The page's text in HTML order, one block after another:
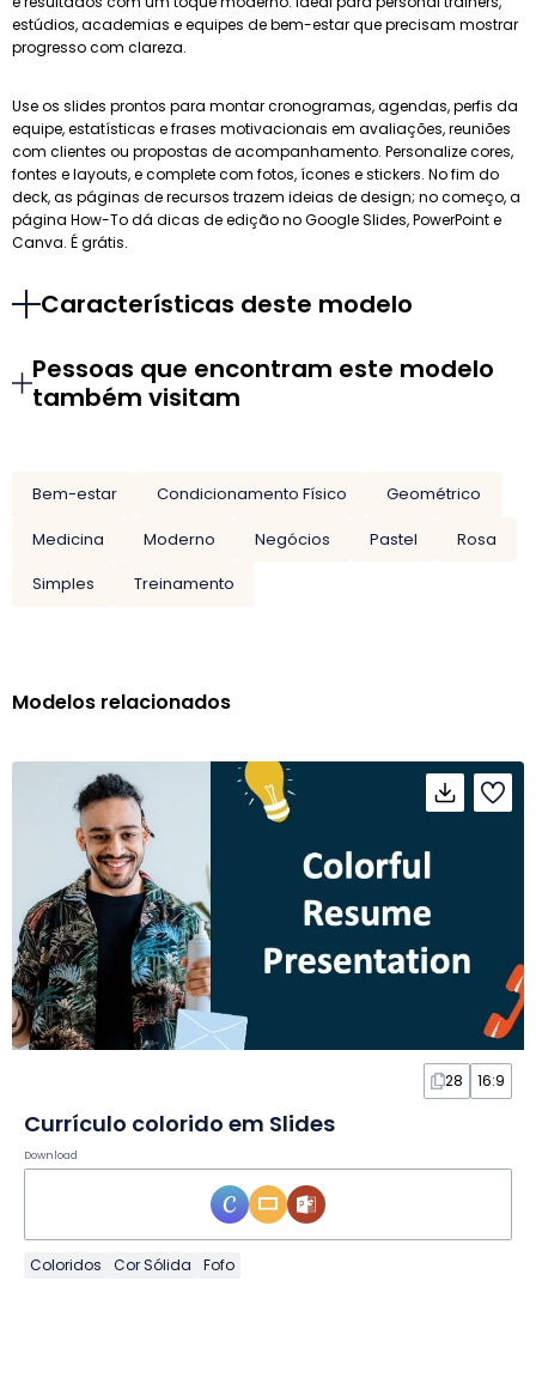
estúdios, academias e equipes de bem-estar que precisam mostrar
progresso com clareza.
Use os slides prontos para montar cronogramas, agendas, perfis da
equipe, estatísticas e frases motivacionais em avaliações, reuniões
com clientes ou propostas de acompanhamento. Personalize cores,
fontes e layouts, e complete com fotos, ícones e stickers. No fim do
deck, as páginas de recursos trazem ideias de design; no começo, a
página How-To dá dicas de edição no Google Slides, PowerPoint e
Canva. É grátis.
Características deste modelo
Pessoas que encontram este modelo
também visitam
Bem-estar Condicionamento Físico
Geométrico
Medicina
Moderno Negócios Pastel
Rosa
Simples
Treinamento
Modelos relacionados
28 16:9
Currículo colorido em Slides
Download
Coloridos Cor Sólida Fofo